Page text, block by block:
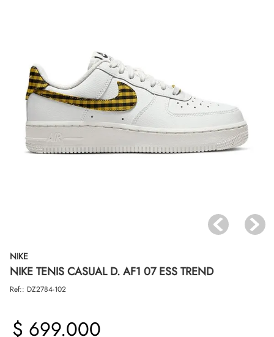
NIKE
NIKE TENIS CASUAL D. AF1 07 ESS TREND
Ref:: DZ2784-102
$ 699.000